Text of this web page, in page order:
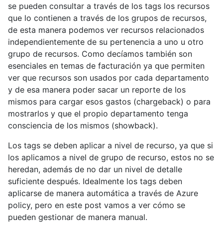
se pueden consultar a través de los tags los recursos
que lo contienen a través de los grupos de recursos,
de esta manera podemos ver recursos relacionados
independientemente de su pertenencia a uno u otro
grupo de recursos. Como decíamos también son
esenciales en temas de facturación ya que permiten
ver que recursos son usados por cada departamento
y de esa manera poder sacar un reporte de los
mismos para cargar esos gastos (chargeback) o para
mostrarlos y que el propio departamento tenga
consciencia de los mismos (showback).
Los tags se deben aplicar a nivel de recurso, ya que si
los aplicamos a nivel de grupo de recurso, estos no se
heredan, además de no dar un nivel de detalle
suficiente después. Idealmente los tags deben
aplicarse de manera automática a través de Azure
policy, pero en este post vamos a ver cómo se
pueden gestionar de manera manual.